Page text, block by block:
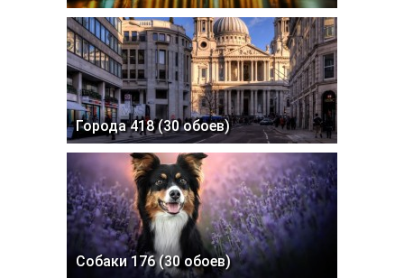
Города 418 (30 обоев)
Собаки 176 (30 обоев)